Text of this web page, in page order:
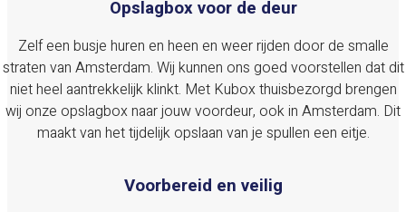
Opslagbox voor de deur
Zelf een busje huren en heen en weer rijden door de smalle
straten van Amsterdam. Wij kunnen ons goed voorstellen dat dit
niet heel aantrekkelijk klinkt. Met Kubox thuisbezorgd brengen
wij onze opslagbox naar jouw voordeur, ook in Amsterdam. Dit
maakt van het tijdelijk opslaan van je spullen een eitje.
Voorbereid en veilig